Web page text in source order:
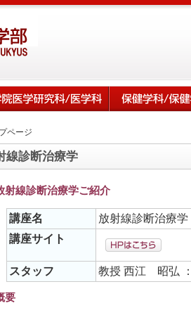
ページ
線診断治療学
射線診断治療学ご紹介
講座名
放射線診断治療学
講座サイト
スタッフ 教授 西江 昭弘 ：
要